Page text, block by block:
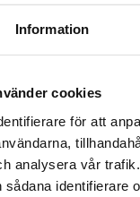
Information
cookies
för att
analysera vår
identifierare
fraktregion